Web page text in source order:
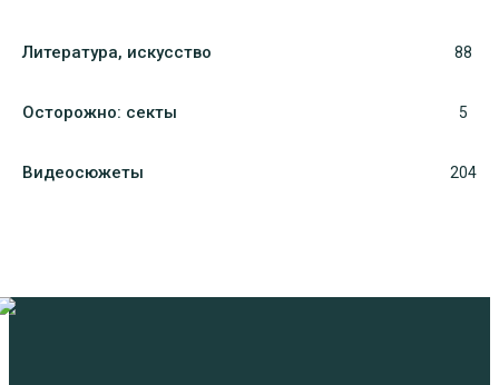
Литература, искуcство 88
Осторожно: секты 5
Видеосюжеты 204